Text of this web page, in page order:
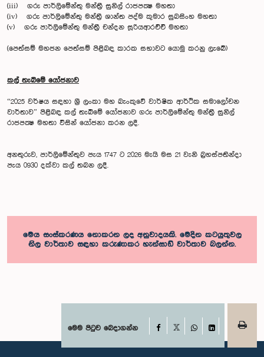
(iii) ගරු පාර්ලිමේන්තු මන්ත්‍රී සුනිල් රාජපක්‍ෂ මහතා
(iv) ගරු පාර්ලිමේන්තු මන්ත්‍රී ශාන්ත පද්ම කුමාර සුබසිංහ මහතා
(v) ගරු පාර්ලිමේන්තු මන්ත්‍රී චන්දන සූරියආරච්චි මහතා
(පෙත්සම් මහජන පෙත්සම් පිළිබඳ කාරක සභාවට යොමු කරනු ලැබේ)
කල් තැබීමේ යෝජනාව
“2025 වර්ෂය සඳහා ශ්‍රී ලංකා මහ බැංකුවේ වාර්ෂික ආර්ථික සමාලෝචන
වාර්තාව” පිළිබඳ කල් තැබීමේ යෝජනාව ගරු පාර්ලිමේන්තු මන්ත්‍රී සුනිල්
රාජපක්‍ෂ මහතා විසින් යෝජනා කරන ලදී.
අනතුරුව, පාර්ලිමේන්තුව පැය 1747 ට 2026 මැයි මස 21 වැනි බ්‍රහස්පතින්දා
පැය 0930 දක්වා කල් තබන ලදී.
මෙය සංස්කරණය නොකරන ලද අනුවාදයකි. මෙදින කටයුතුවල
නිල වාර්තාව සඳහා කරුණාකර හැන්සාඩ් වාර්තාව බලන්න.
මෙම පිටුව බෙදාගන්න Facebook
WhatsAppLinkedIn